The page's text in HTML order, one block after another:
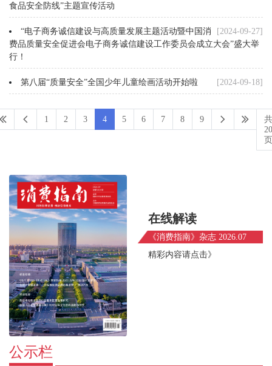
食品安全防线”主题宣传活动
[2024-09-27]
“电子商务诚信建设与高质量发展主题活动暨中国消
费品质量安全促进会电子商务诚信建设工作委员会成立大会”盛大举
行！
[2024-09-18]
第八届“质量安全”全国少年儿童绘画活动开始啦
1 2 3 4 5 6 7 8 9
共
20
页
在线解读
《消费指南》杂志 2026.07
精彩内容请点击》
公示栏